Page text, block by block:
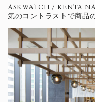
ASKWATCH / KENTA
気のコントラストで商品